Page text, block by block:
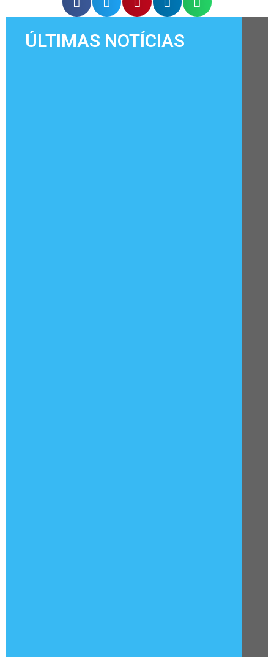
ÚLTIMAS NOTÍCIAS